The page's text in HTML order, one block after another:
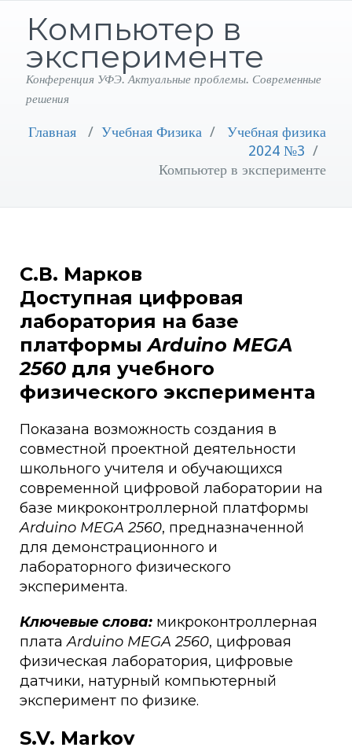
Компьютер в
эксперименте
Конференция УФЭ. Актуальные проблемы. Современные
решения
Главная / Учебная Физика / Учебная физика
2024 №3 /
Компьютер в эксперименте
С.В. Марков
Доступная цифровая
лаборатория на базе
платформыArduino MEGA
2560 для учебного
физического эксперимента
Показана возможность создания в
совместной проектной деятельности
школьного учителя и обучающихся
современной цифровой лаборатории на
базе микроконтроллерной платформы
Arduino MEGA 2560, предназначенной
для демонстрационного и
лабораторного физического
эксперимента.
Ключевые слова: микроконтроллерная
платаArduino MEGA 2560, цифровая
физическая лаборатория, цифровые
датчики, натурный компьютерный
эксперимент по физике.
S.V. Markov